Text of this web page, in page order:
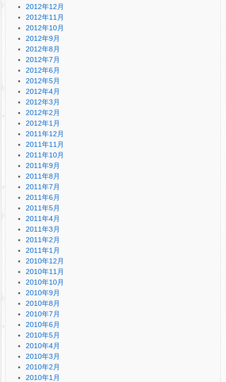
2012年12月
2012年11月
2012年10月
2012年9月
2012年8月
2012年7月
2012年6月
2012年5月
2012年4月
2012年3月
2012年2月
2012年1月
2011年12月
2011年11月
2011年10月
2011年9月
2011年8月
2011年7月
2011年6月
2011年5月
2011年4月
2011年3月
2011年2月
2011年1月
2010年12月
2010年11月
2010年10月
2010年9月
2010年8月
2010年7月
2010年6月
2010年5月
2010年4月
2010年3月
2010年2月
2010年1月